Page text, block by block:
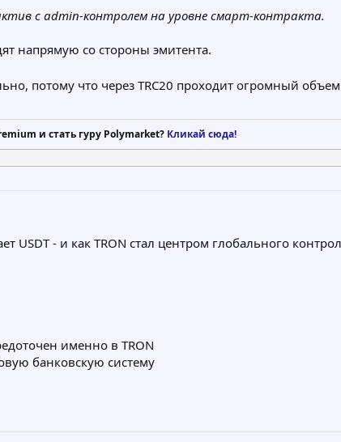
с admin-контролем на уровне смарт-контракта.
напрямую со стороны эмитента.
потому что через TRC20 проходит огромный
и стать гуру Polymarket? Кликай сюда!
USDT - и как TRON стал центром глобального
именно в TRON
банковскую систему